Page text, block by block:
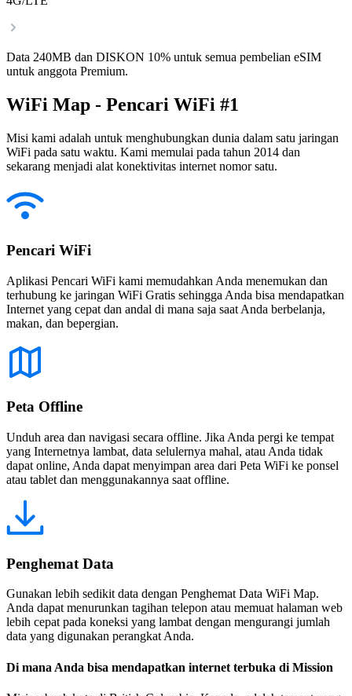
Data 240MB dan DISKON 10% untuk semua pembelian eSIM
untuk anggota Premium.
WiFi Map - Pencari WiFi #1
Misi kami adalah untuk menghubungkan dunia dalam satu jaringan
WiFi pada satu waktu. Kami memulai pada tahun 2014 dan
sekarang menjadi alat konektivitas internet nomor satu.
Pencari WiFi
Aplikasi Pencari WiFi kami memudahkan Anda menemukan dan
terhubung ke jaringan WiFi Gratis sehingga Anda bisa mendapatkan
Internet yang cepat dan andal di mana saja saat Anda berbelanja,
makan, dan bepergian.
Peta Offline
Unduh area dan navigasi secara offline. Jika Anda pergi ke tempat
yang Internetnya lambat, data selulernya mahal, atau Anda tidak
dapat online, Anda dapat menyimpan area dari Peta WiFi ke ponsel
atau tablet dan menggunakannya saat offline.
Penghemat Data
Gunakan lebih sedikit data dengan Penghemat Data WiFi Map.
Anda dapat menurunkan tagihan telepon atau memuat halaman web
lebih cepat pada koneksi yang lambat dengan mengurangi jumlah
data yang digunakan perangkat Anda.
Di mana Anda bisa mendapatkan internet terbuka di Mission